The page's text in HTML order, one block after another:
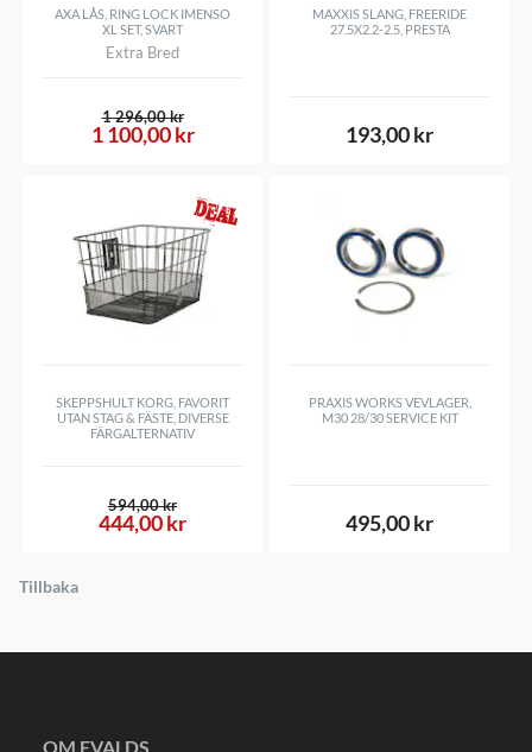
AXA LÅS, RING LOCK IMENSO
XL SET, SVART
Extra Bred
1 100,00 kr
1 296,00 kr
MAXXIS SLANG, FREERIDE
27.5X2.2-2.5, PRESTA
193,00 kr
SKEPPSHULT KORG, FAVORIT
UTAN STAG & FÄSTE, DIVERSE
FÄRGALTERNATIV
444,00 kr
594,00 kr
PRAXIS WORKS VEVLAGER,
M30 28/30 SERVICE KIT
495,00 kr
Tillbaka
OM EVALDS